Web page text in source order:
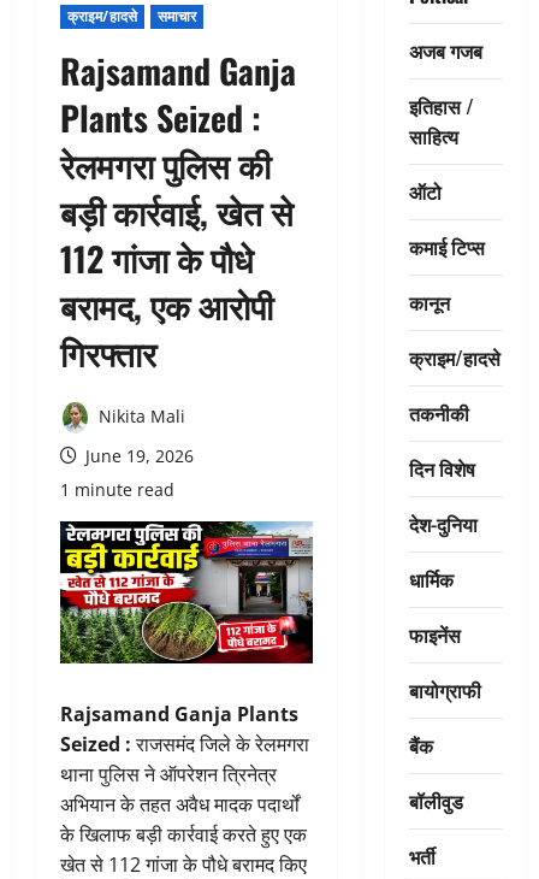
क्राइम/हादसे समाचार
Rajsamand Ganja
Plants Seized :
रेलमगरा पुलिस की
बड़ी कार्रवाई, खेत से
112 गांजा के पौधे
बरामद, एक आरोपी
गिरफ्तार
Nikita Mali
June 19, 2026
1 minute read
Rajsamand Ganja Plants
Seized :राजसमंद जिले के रेलमगरा
थाना पुलिस ने ऑपरेशन त्रिनेत्र
अभियान के तहत अवैध मादक पदार्थों
के खिलाफ बड़ी कार्रवाई करते हुए एक
खेत से 112 गांजा के पौधे बरामद किए
अजब गजब
इतिहास /
साहित्य
ऑटो
कमाई टिप्स
कानून
क्राइम/हादसे
तकनीकी
दिन विशेष
देश-दुनिया
धार्मिक
फाइनेंस
बायोग्राफी
बैंक
बॉलीवुड
भर्ती